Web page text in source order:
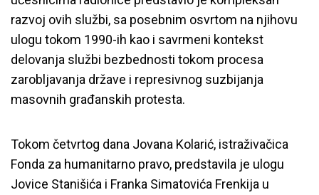
razvoj ovih službi, sa posebnim osvrtom na njihovu
ulogu tokom 1990-ih kao i savrmeni kontekst
delovanja službi bezbednosti tokom procesa
zarobljavanja države i represivnog suzbijanja
masovnih građanskih protesta.
Tokom četvrtog dana Jovana Kolarić, istraživačica
Fonda za humanitarno pravo, predstavila je ulogu
Jovice Stanišića i Franka Simatovića Frenkija u